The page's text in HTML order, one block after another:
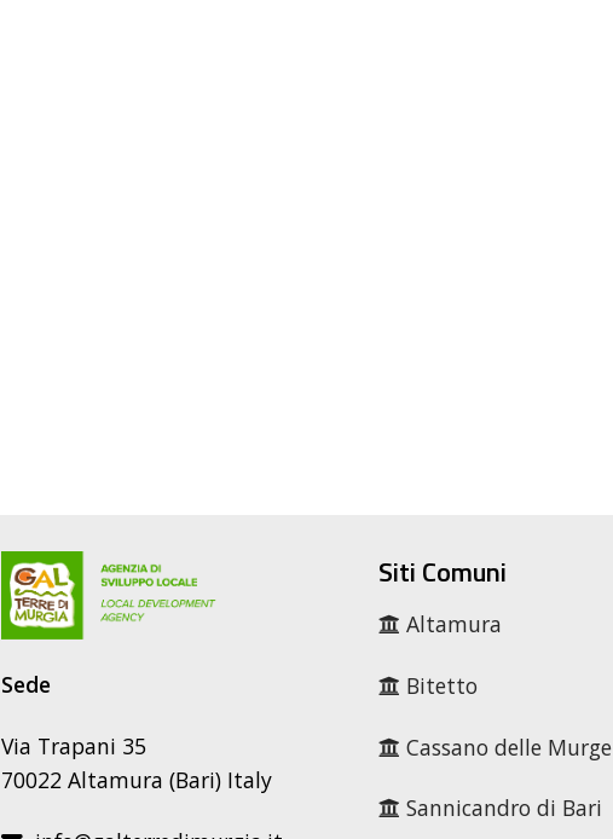
Sede
Via Trapani 35
70022 Altamura (Bari) Italy
Siti Comuni
Altamura
Bitetto
Cassano delle Murge
Sannicandro di Bari